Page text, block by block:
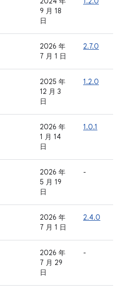
9 月 18
日
2026 年
7 月 1 日
2.7.0
2025 年
12 月 3
日
1.2.0
2026 年
1 月 14
日
1.0.1
2026 年
5 月 19
日
-
2026 年
7 月 1 日
2.4.0
2026 年
7 月 29
日
-